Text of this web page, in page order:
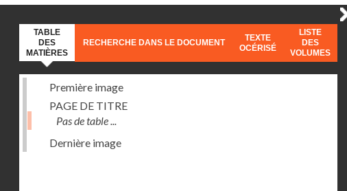
TABLE
DES
MATIÈRES
RECHERCHE DANS LE DOCUMENT
TEXTE
OCÉRISÉ
LISTE
DES
VOLUMES
Première image
PAGE DE TITRE
Pas de table ...
Dernière image